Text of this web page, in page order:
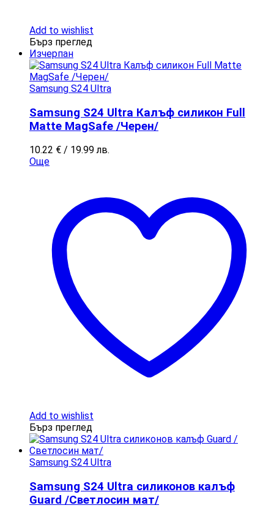
Add to wishlist
Бърз преглед
Изчерпан
Samsung S24 Ultra
Samsung S24 Ultra Калъф силикон Full
Matte MagSafe /Черен/
10.22 € / 19.99 лв.
Още
Add to wishlist
Бърз преглед
Samsung S24 Ultra
Samsung S24 Ultra силиконов калъф
Guard /Светлосин мат/